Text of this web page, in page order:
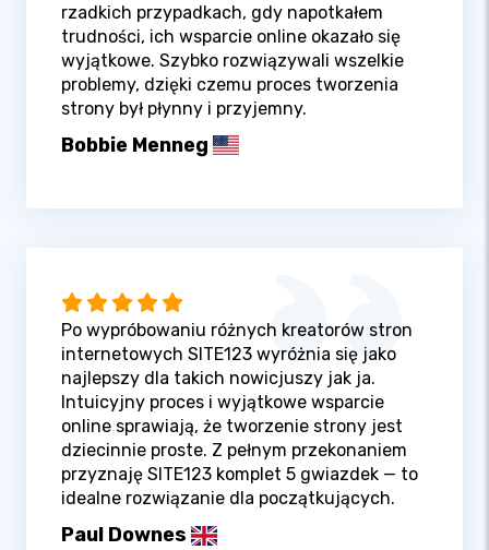
rzadkich przypadkach, gdy napotkałem
trudności, ich wsparcie online okazało się
wyjątkowe. Szybko rozwiązywali wszelkie
problemy, dzięki czemu proces tworzenia
strony był płynny i przyjemny.
Bobbie Menneg
Po wypróbowaniu różnych kreatorów stron
internetowych SITE123 wyróżnia się jako
najlepszy dla takich nowicjuszy jak ja.
Intuicyjny proces i wyjątkowe wsparcie
online sprawiają, że tworzenie strony jest
dziecinnie proste. Z pełnym przekonaniem
przyznaję SITE123 komplet 5 gwiazdek — to
idealne rozwiązanie dla początkujących.
Paul Downes